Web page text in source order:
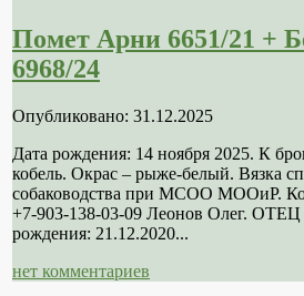
Помет Арни 6651/21 +
6968/24
Опубликовано: 31.12.2025
Дата рождения: 14 ноября 2025. К
кобель. Окрас – рыже-белый. Вязка
собаководства при МСОО МООиР.
+7-903-138-03-09 Леонов Олег.
рождения: 21.12.2020...
нет комментариев